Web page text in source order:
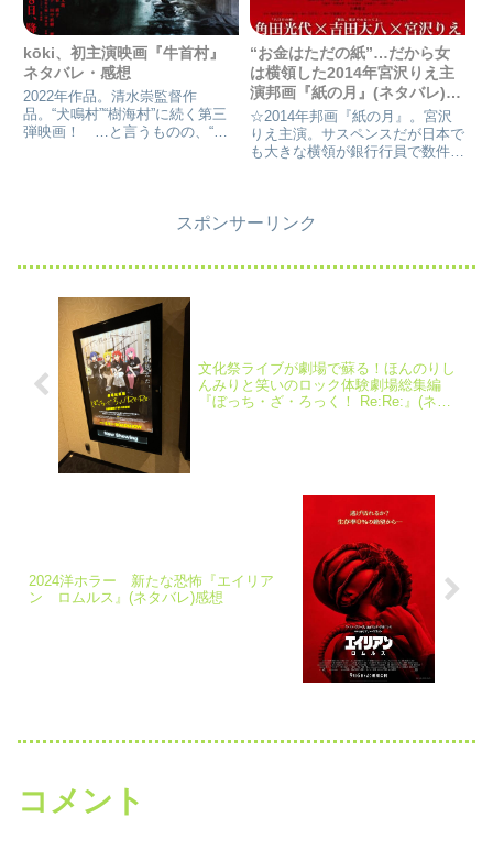
kōki、初主演映画『牛首村』
ネタバレ・感想
2022年作品。清水崇監督作
品。“犬鳴村”“樹海村”に続く第三
弾映画！ …と言うものの、“犬
う。 この監督、‘呪怨’など...
“お金はただの紙”…だから女
は横領した2014年宮沢りえ主
演邦画『紙の月』(ネタバレ)感
想
☆2014年邦画『紙の月』。宮沢
りえ主演。サスペンスだが日本で
も大きな横領が銀行行員で数件起
大学生との不倫で輪郭を描く…。
スポンサーリンク
文化祭ライブが劇場で蘇る！ほんのりし
んみりと笑いのロック体験劇場総集編
『ぼっち・ざ・ろっく！ Re:Re:』(ネタ
2024洋ホラー 新たな恐怖『エイリア
ン ロムルス』(ネタバレ)感想
コメント